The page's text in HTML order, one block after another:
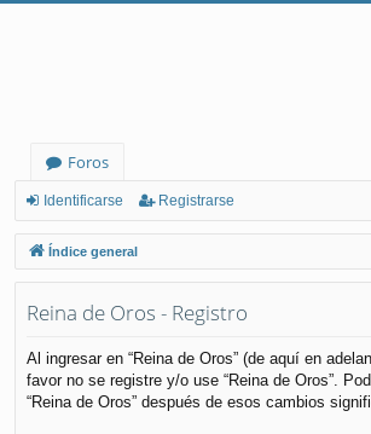
Foros
Identificarse Registrarse
Índice general
Reina de Oros - Registro
Al ingresar en “Reina de Oros” (de aquí en
favor no se registre y/o use “Reina de Oros”.
“Reina de Oros” después de esos cambios